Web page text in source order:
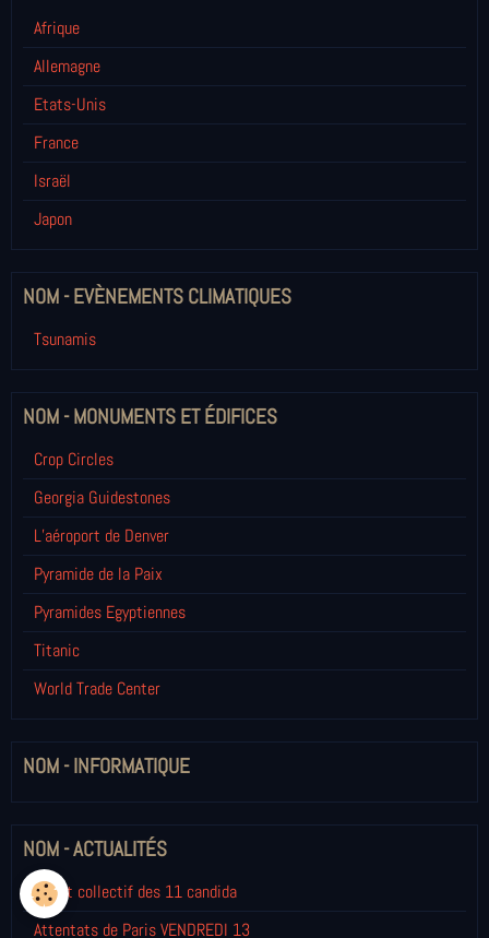
Afrique
Allemagne
Etats-Unis
France
Israël
Japon
NOM - EVÈNEMENTS CLIMATIQUES
Tsunamis
NOM - MONUMENTS ET ÉDIFICES
Crop Circles
Georgia Guidestones
L’aéroport de Denver
Pyramide de la Paix
Pyramides Egyptiennes
Titanic
World Trade Center
NOM - INFORMATIQUE
NOM - ACTUALITÉS
Débat collectif des 11 candida
Attentats de Paris VENDREDI 13